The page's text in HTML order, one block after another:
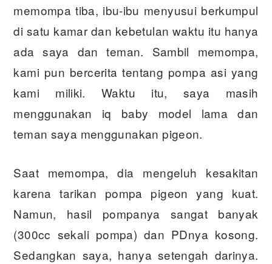
memompa tiba, ibu-ibu menyusui berkumpul
di satu kamar dan kebetulan waktu itu hanya
ada saya dan teman. Sambil memompa,
kami pun bercerita tentang pompa asi yang
kami miliki. Waktu itu, saya masih
menggunakan iq baby model lama dan
teman saya menggunakan pigeon.
Saat memompa, dia mengeluh kesakitan
karena tarikan pompa pigeon yang kuat.
Namun, hasil pompanya sangat banyak
(300cc sekali pompa) dan PDnya kosong.
Sedangkan saya, hanya setengah darinya.